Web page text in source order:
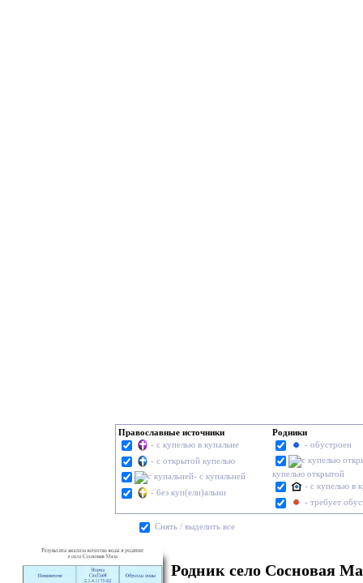
Православные источники
- с купелью в купальне
- с открытой купелью
- с купальней
- без куп(ели)альни
Родники
- обустроен
купелью открытой
- с купелью в
- требует
Cнять / выделить все
Родник село Сосновая